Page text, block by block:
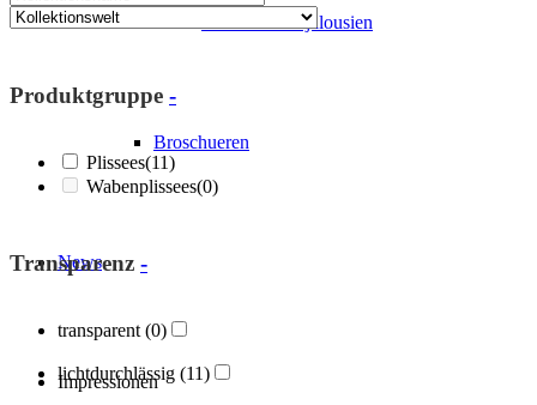
Triflor® Stoffjalousien
Broschueren
News
Impressionen
Produktgruppe -
Plissees(11)
Wabenplissees(0)
Transparenz -
transparent(0)
lichtdurchlässig (11)